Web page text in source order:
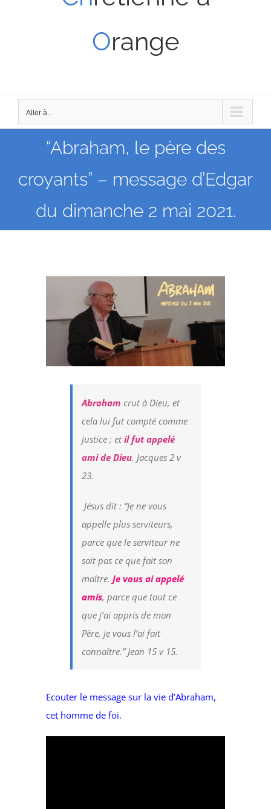
Orange
Aller à...
“Abraham, le père des
croyants” – message d’Edgar
du dimanche 2 mai 2021.
agrandie
Abraham crut à Dieu, et
cela lui fut compté comme
justice ; etil fut appelé
ami de Dieu. Jacques 2 v
23.
Jésus dit : “Je ne vous
appelle plus serviteurs,
parce que le serviteur ne
sait pas ce que fait son
maître.Je vous ai appelé
amis, parce que tout ce
que j’ai appris de mon
Père, je vous l’ai fait
connaître.” Jean 15 v 15.
Ecouter le message sur la vie d’Abraham,
cet homme de foi.